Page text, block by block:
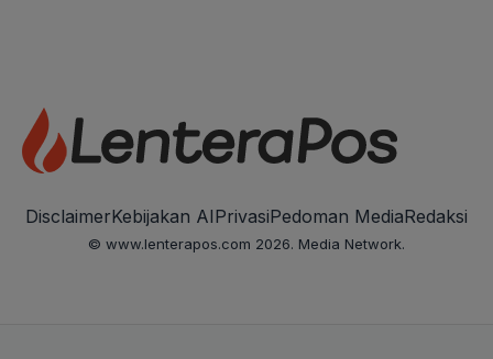
DisclaimerKebijakan AIPrivasiPedoman MediaRedaksi
© www.lenterapos.com 2026. Media Network.